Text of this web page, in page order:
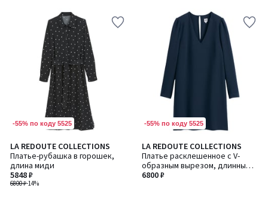
-55% по коду 5525
LA REDOUTE COLLECTIONS
Платье-рубашка в горошек,
длина миди
6800 ₽-14%
5848 ₽
-55% по коду 5525
LA REDOUTE COLLECTIONS
Платье расклешенное с V-
образным вырезом, длинными
рукавами
6800 ₽
Количество
цветов:
2